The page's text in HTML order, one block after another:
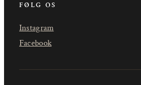
FØLG OS
Instagram
Facebook